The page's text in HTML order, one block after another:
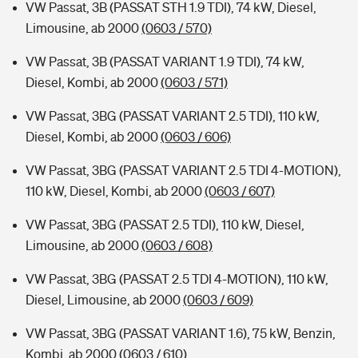
VW Passat, 3B (PASSAT STH 1.9 TDI), 74 kW, Diesel,
Limousine, ab 2000(0603 / 570)
VW Passat, 3B (PASSAT VARIANT 1.9 TDI), 74 kW,
Diesel, Kombi, ab 2000(0603 / 571)
VW Passat, 3BG (PASSAT VARIANT 2.5 TDI), 110 kW,
Diesel, Kombi, ab 2000(0603 / 606)
VW Passat, 3BG (PASSAT VARIANT 2.5 TDI 4-MOTION),
110 kW, Diesel, Kombi, ab 2000(0603 / 607)
VW Passat, 3BG (PASSAT 2.5 TDI), 110 kW, Diesel,
Limousine, ab 2000(0603 / 608)
VW Passat, 3BG (PASSAT 2.5 TDI 4-MOTION), 110 kW,
Diesel, Limousine, ab 2000(0603 / 609)
VW Passat, 3BG (PASSAT VARIANT 1.6), 75 kW, Benzin,
Kombi, ab 2000(0603 / 610)